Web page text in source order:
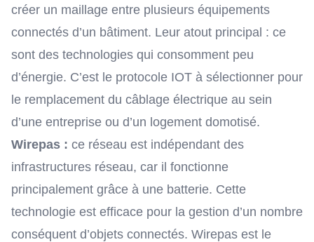
créer un maillage entre plusieurs équipements
connectés d’un bâtiment. Leur atout principal : ce
sont des technologies qui consomment peu
d’énergie. C’est le protocole IOT à sélectionner pour
le remplacement du câblage électrique au sein
d’une entreprise ou d’un logement domotisé.
Wirepas : ce réseau est indépendant des
infrastructures réseau, car il fonctionne
principalement grâce à une batterie. Cette
technologie est efficace pour la gestion d’un nombre
conséquent d’objets connectés. Wirepas est le